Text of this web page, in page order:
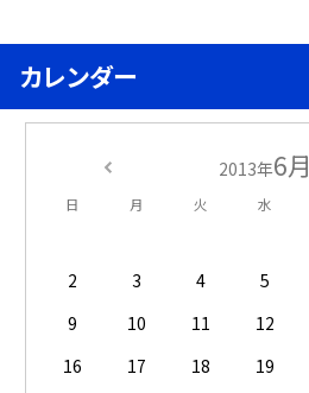
カレンダー
2013年6月
日 月 火 水
2
3 4 5
9
10 11 12
16
17 18 19